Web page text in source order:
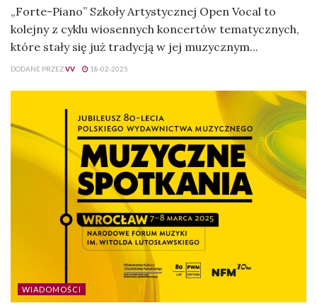
„Forte-Piano” Szkoły Artystycznej Open Vocal to
kolejny z cyklu wiosennych koncertów tematycznych,
które stały się już tradycją w jej muzycznym...
DODANE PRZEZVV 18-02-2025
WIADOMOŚCI